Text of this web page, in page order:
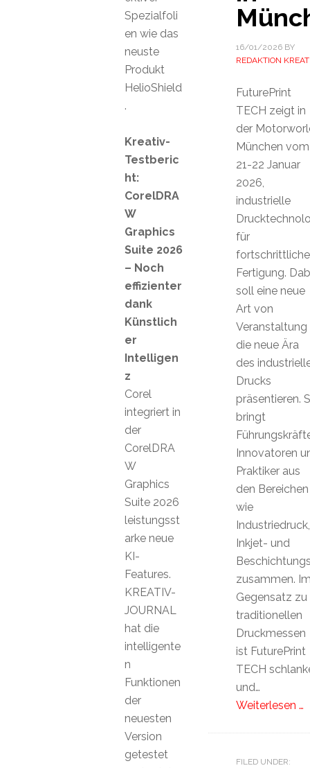
16/01/2026BY
REDAKTION
FuturePrint
TECH zeigt in
der
München vom
21-22 Januar
2026,
industrielle
für
fortschrittliche
Fertigung.
soll eine neue
Art von
Veranstaltung
die neue Ära
des
Drucks
präsentieren.
bringt
Innovatoren
Praktiker aus
den Bereichen
wie
Industriedruck,
Inkjet- und
zusammen.
Gegensatz zu
traditionellen
Druckmessen
ist FuturePrint
TECH
und…
Weiterlesen …
FILED UNDER:
Spezialfoli
en wie das
neuste
Produkt
HelioShield
.
Kreativ-
Testberic
ht:
CorelDRA
W
Graphics
Suite 2026
– Noch
effizienter
dank
Künstlich
er
Intelligen
z
Corel
integriert in
der
CorelDRA
W
Graphics
Suite 2026
leistungsst
arke neue
KI-
Features.
KREATIV-
JOURNAL
hat die
intelligente
n
Funktionen
der
neuesten
Version
getestet